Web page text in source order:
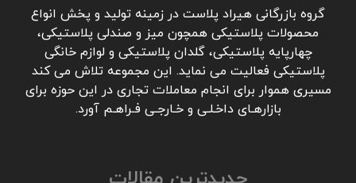
گروه بازرگانی هیراد پلاست در زمینه تولید و پخش انواع
محصولات پلاستیکی همچون میز و صندلی پلاستیکی،
چهارپایه پلاستیکی، گلدان پلاستیکی و لوازم خانگی
پلاستیکی فعالیت می نماید. این مجموعه تلاش می کند
مسیری هموار برای انجام معاملات تجاری در این حوزه برای
بازارهـای داخـلـی و خـارجـی فـراهـم آورد.